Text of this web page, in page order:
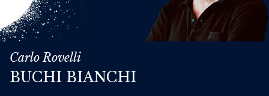
Carlo Rovelli
BUCHI BIANCHI